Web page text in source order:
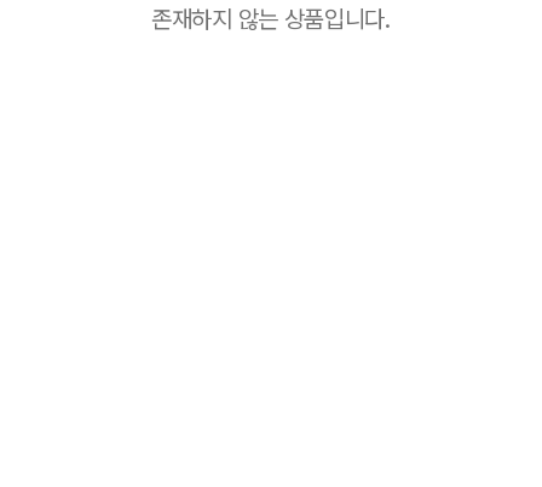
존재하지 않는 상품입니다.